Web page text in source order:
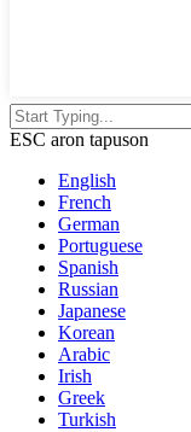
ESC aron tapuson
English
French
German
Portuguese
Spanish
Russian
Japanese
Korean
Arabic
Irish
Greek
Turkish